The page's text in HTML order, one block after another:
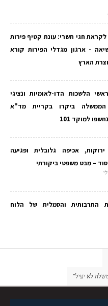
חגי תשרי: עונת קטיף פירות
- ארגון מגדלי הפירות קורא
הארץ
הלשכות הדו-לאומיות ונציגי
ביקרו בקריית מד"א
למוקד 101
אכיפה גלובלית ופגיעה
– מבט משפטי ביקורתי
התרבותית והסמלית של הלוח
לא יעיל"